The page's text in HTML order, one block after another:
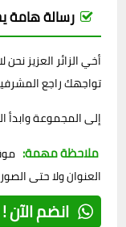
رسالة هامة
أخي الزائر العزيز
تواجهك راجع
إلى المجموعة وابدأ
ملاحظة مهمة:
العنوان ولا حتى
انضم الآن !